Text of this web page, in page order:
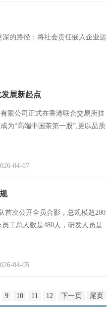
的路径：将社会责任嵌入企业运
展新起点
限公司正式在香港联合交易所挂
为“高端中国茶第一股”,更以品质
04-07
首次公开全员合影，总规模超200
工总人数是480人，研发人员是
04-05
9 10 11 12 下一页 尾页